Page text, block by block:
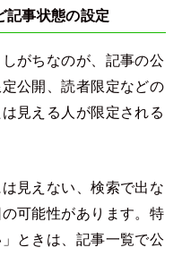
記事状態の設定
がちなのが、記事の公
公開、読者限定などの
見える人が限定される
見えない、検索で出な
可能性があります。特
ときは、記事一覧で公